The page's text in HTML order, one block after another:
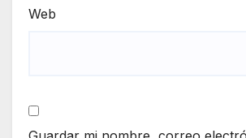
Web